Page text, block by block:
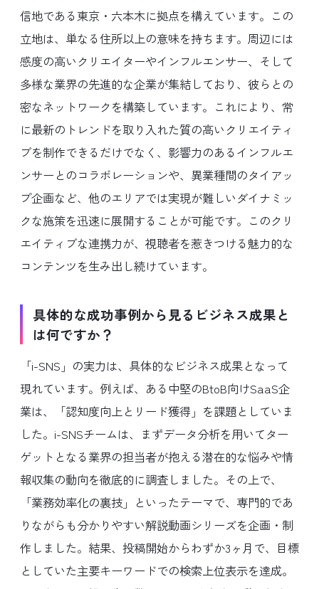
信地である東京・六本木に拠点を構えています。この
立地は、単なる住所以上の意味を持ちます。周辺には
感度の高いクリエイターやインフルエンサー、そして
多様な業界の先進的な企業が集結しており、彼らとの
密なネットワークを構築しています。これにより、常
に最新のトレンドを取り入れた質の高いクリエイティ
ブを制作できるだけでなく、影響力のあるインフルエ
ンサーとのコラボレーションや、異業種間のタイアッ
プ企画など、他のエリアでは実現が難しいダイナミッ
クな施策を迅速に展開することが可能です。このクリ
エイティブな連携力が、視聴者を惹きつける魅力的な
コンテンツを生み出し続けています。
具体的な成功事例から見るビジネス成果と
は何ですか？
「i-SNS」の実力は、具体的なビジネス成果となって
現れています。例えば、ある中堅のBtoB向けSaaS企
業は、「認知度向上とリード獲得」を課題としていま
した。i-SNSチームは、まずデータ分析を用いてター
ゲットとなる業界の担当者が抱える潜在的な悩みや情
報収集の動向を徹底的に調査しました。その上で、
「業務効率化の裏技」といったテーマで、専門的であ
りながらも分かりやすい解説動画シリーズを企画・制
作しました。結果、投稿開始からわずか3ヶ月で、目標
としていた主要キーワードでの検索上位表示を達成。